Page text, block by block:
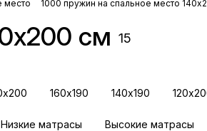
место 1000 пружин на спальное место
см 15
160х190 140х190
Низкие матрасы Высокие матрасы